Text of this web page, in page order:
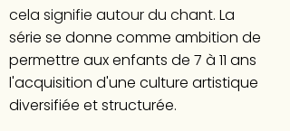
cela signifie autour du chant. La
série se donne comme ambition de
permettre aux enfants de 7 à 11 ans
l'acquisition d'une culture artistique
diversifiée et structurée.